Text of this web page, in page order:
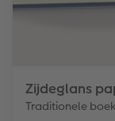
Zijdeglans
Traditionele